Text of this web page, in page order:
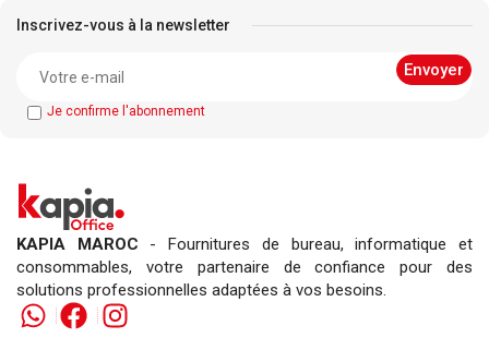
Inscrivez-vous à la newsletter
Je confirme l'abonnement
KAPIA MAROC - Fournitures de bureau, informatique et
consommables, votre partenaire de confiance pour des
solutions professionnelles adaptées à vos besoins.